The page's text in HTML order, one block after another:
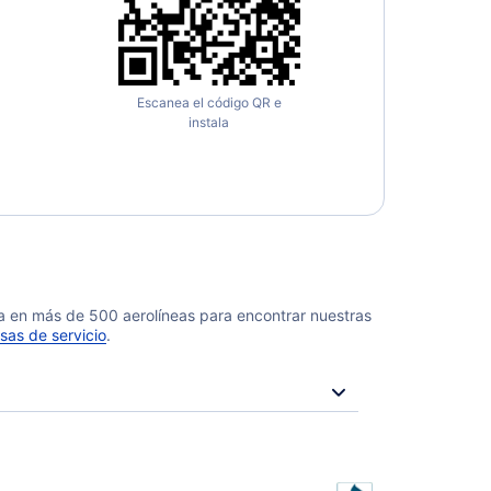
Escanea el código QR e
instala
más de 500 aerolíneas para encontrar nuestras
de servicio.